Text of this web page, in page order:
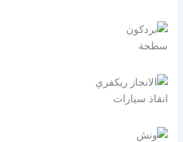
سطحة
انقاذ سيارات